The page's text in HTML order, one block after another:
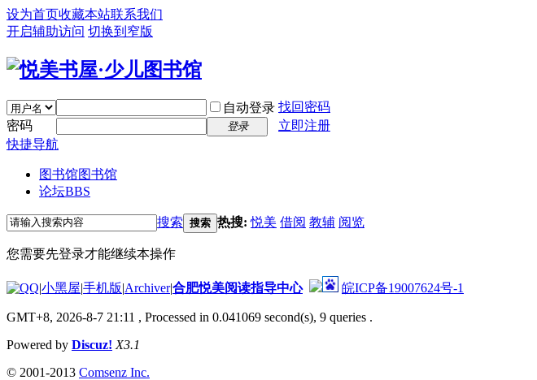
设为首页收藏本站联系我们
开启辅助访问 切换到窄版
自动登录 找回密码
密码
登录
立即注册
快捷导航
图书馆图书馆
论坛BBS
搜索 搜索 热搜:悦美 借阅 教辅 阅览
您需要先登录才能继续本操作
|小黑屋|手机版|Archiver|合肥悦美阅读指导中心 皖ICP备19007624号-1
GMT+8, 2026-8-7 21:11 , Processed in 0.041069 second(s), 9 queries .
Powered by Discuz! X3.1
© 2001-2013 Comsenz Inc.